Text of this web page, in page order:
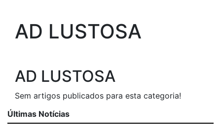
AD LUSTOSA
AD LUSTOSA
Sem artigos publicados para esta categoria!
Últimas Notícias